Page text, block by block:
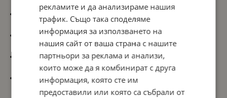
Комплект от 6 фиби , осигуряващ повече възможности за
комбиниране и оформяне на прически;
3 различни дизайна с еднорози, вдъхновени от цветните
гриви и приказния свят на еднорозите;
Практични и удобни шноли, които помагат за лесно
прибиране и оформяне на косата;
АтрактивенUNICORN дизайн, задължителен аксесоар за
рекламите и да анализираме нашия
трафик. Също така споделяме
информация за използването на
нашия сайт от ваша страна с нашите
партньори за реклама и анализи,
които може да я комбинират с друга
информация, която сте им
предоставили или която са събрали от